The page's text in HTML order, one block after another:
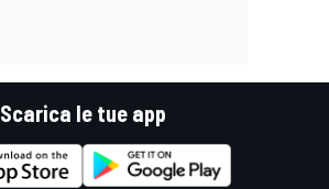
Scarica le tue app